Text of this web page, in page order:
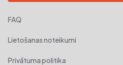
FAQ
Lietošanas noteikumi
Privātuma politika